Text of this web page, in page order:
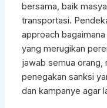
bersama, baik
transportasi.
approach
yang merugikan
jawab semua orang,
penegakan sanksi
dan kampanye agar